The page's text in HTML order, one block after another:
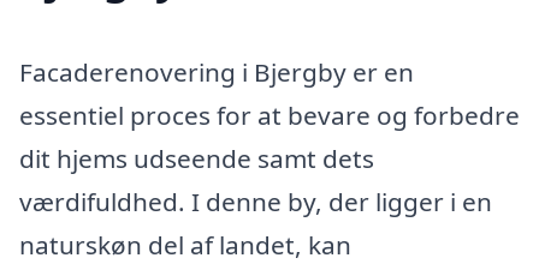
Facaderenovering i Bjergby er en
essentiel proces for at bevare og forbedre
dit hjems udseende samt dets
værdifuldhed. I denne by, der ligger i en
naturskøn del af landet, kan